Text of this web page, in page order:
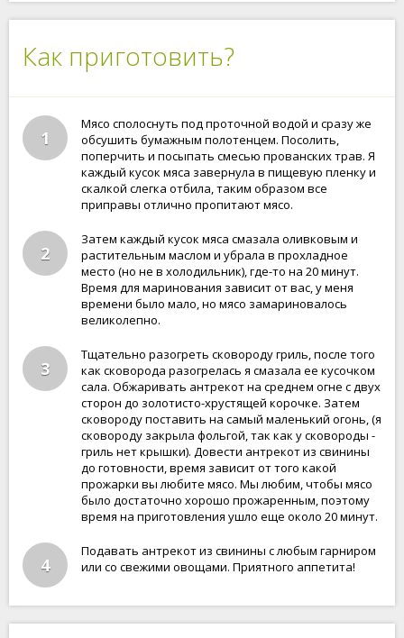
Как приготовить?
1
Мясо сполоснуть под проточной водой и сразу же
обсушить бумажным полотенцем. Посолить,
поперчить и посыпать смесью прованских трав. Я
каждый кусок мяса завернула в пищевую пленку и
скалкой слегка отбила, таким образом все
приправы отлично пропитают мясо.
2
Затем каждый кусок мяса смазала оливковым и
растительным маслом и убрала в прохладное
место (но не в холодильник), где-то на 20 минут.
Время для маринования зависит от вас, у меня
времени было мало, но мясо замариновалось
великолепно.
3
Тщательно разогреть сковороду гриль, после того
как сковорода разогрелась я смазала ее кусочком
сала. Обжаривать антрекот на среднем огне с двух
сторон до золотисто-хрустящей корочке. Затем
сковороду поставить на самый маленький огонь, (я
сковороду закрыла фольгой, так как у сковороды -
гриль нет крышки). Довести антрекот из свинины
до готовности, время зависит от того какой
прожарки вы любите мясо. Мы любим, чтобы мясо
было достаточно хорошо прожаренным, поэтому
время на приготовления ушло еще около 20 минут.
4
Подавать антрекот из свинины с любым гарниром
или со свежими овощами. Приятного аппетита!